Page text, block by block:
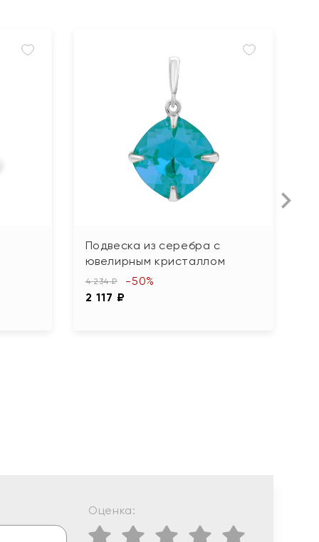
Подвеска из серебра с
ювелирным кристаллом
4 234 ₽
2 117 ₽
-50%
Оценка: